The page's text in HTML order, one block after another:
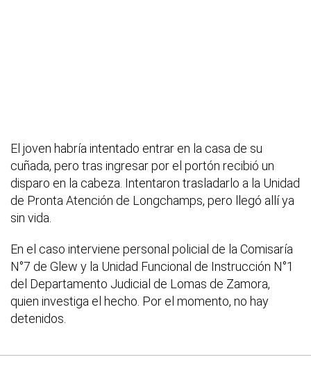
El joven habría intentado entrar en la casa de su
cuñada, pero tras ingresar por el portón recibió un
disparo en la cabeza. Intentaron trasladarlo a la Unidad
de Pronta Atención de Longchamps, pero llegó allí ya
sin vida.
En el caso interviene personal policial de la Comisaría
N°7 de Glew y la Unidad Funcional de Instrucción N°1
del Departamento Judicial de Lomas de Zamora,
quien investiga el hecho. Por el momento, no hay
detenidos.